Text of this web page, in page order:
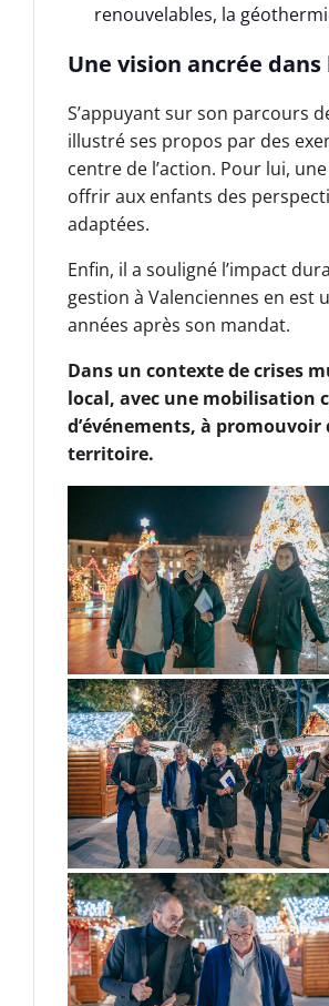
renouvelables, la
Une vision ancrée dans
S’appuyant sur son parcours
illustré ses propos par des
centre de l’action. Pour lui,
offrir aux enfants des
adaptées.
Enfin, il a souligné l’impact
gestion à Valenciennes en est
années après son mandat.
Dans un contexte de crises
local, avec une mobilisation
d’événements, à
territoire.